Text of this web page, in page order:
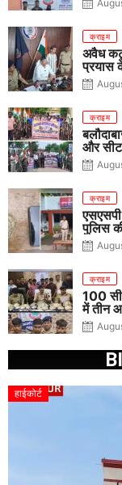
क्राइम
अवैध
प्रयास
क्राइम
और
क्राइम
पुलिस
गिरफ्तार
क्राइम
100
में तीन
खुलासा
हाईकोर्ट